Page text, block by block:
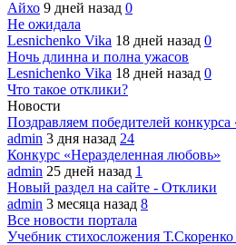
Айхо 9 дней назад 0
Не ожидала
Lesnichenko Vika 18 дней назад 0
Ночь длинна и полна ужасов
Lesnichenko Vika 18 дней назад 0
Что такое отклики?
Новости
Поздравляем победителей
admin 3 дня назад 24
Конкурс «Неразделенная любовь»
admin 25 дней назад 1
Новый раздел на сайте - Отклики
admin 3 месяца назад 8
Все новости портала
Учебник стихосложения Т.Скоренко